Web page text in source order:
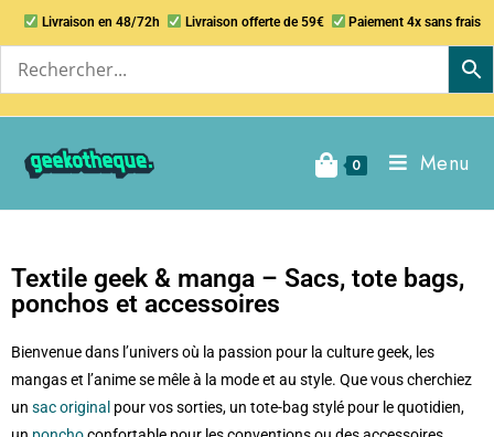
Livraison en 48/72h Livraison offerte de 59€ Paiement 4x sans frais
0 Menu
Textile geek & manga – Sacs, tote bags,
ponchos et accessoires
Bienvenue dans l’univers où la passion pour la culture geek, les
mangas et l’anime se mêle à la mode et au style. Que vous cherchiez
un sac original pour vos sorties, un tote-bag stylé pour le quotidien,